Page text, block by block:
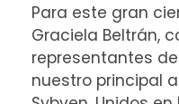
Para este gran
Graciela Beltrán,
representantes
nuestro principal